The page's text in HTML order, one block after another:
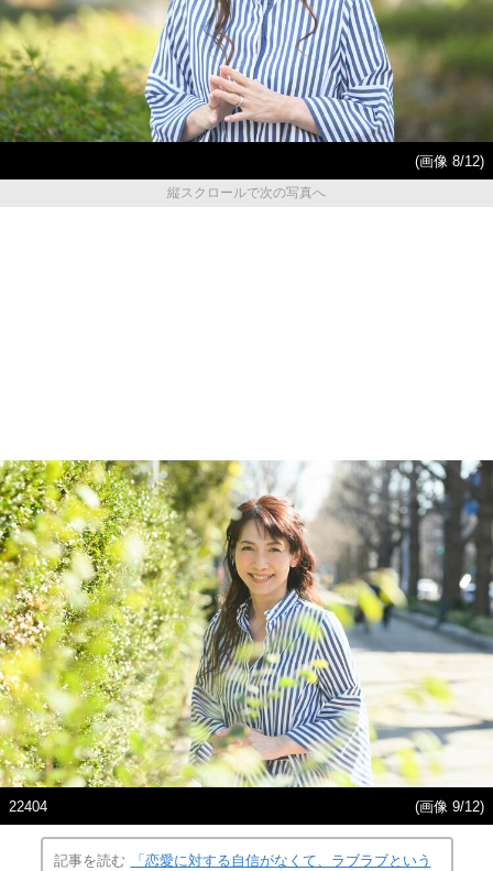
(画像 8/12)
縦スクロールで次の写真へ
22404 (画像 9/12)
記事を読む
「恋愛に対する自信がなくて、ラブラブという